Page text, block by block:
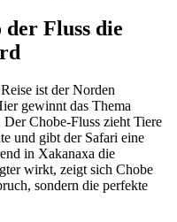
der Fluss die
ist der Norden
gewinnt das Thema
Der Chobe-Fluss zieht Tiere
und gibt der Safari eine
in Xakanaxa die
wirkt, zeigt sich Chobe
sondern die perfekte